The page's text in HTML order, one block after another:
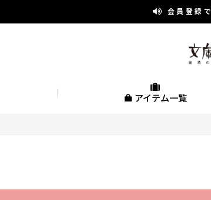
会員登録で
アイテム一覧